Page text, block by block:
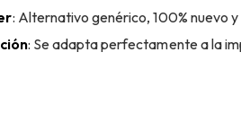
: Alternativo genérico, 100% nuevo
: Se adapta perfectamente a la